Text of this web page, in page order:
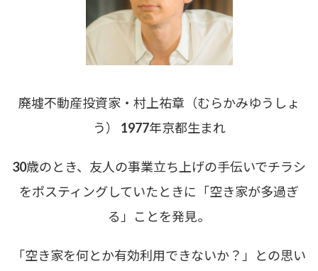
廃墟不動産投資家・村上祐章（むらかみゆうしょ
う） 1977年京都生まれ
30歳のとき、友人の事業立ち上げの手伝いでチラシ
をポスティングしていたときに「空き家が多過ぎ
る」ことを発見。
「空き家を何とか有効利用できないか？」との思い